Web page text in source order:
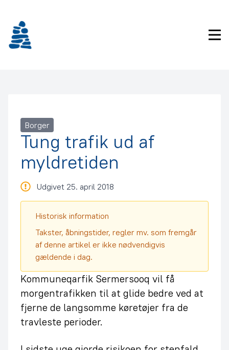
indhold
Borger
Tung trafik ud af
myldretiden
Udgivet 25. april 2018
Historisk information
Takster, åbningstider, regler mv. som fremgår
af denne artikel er ikke nødvendigvis
gældende i dag.
Kommuneqarfik Sermersooq vil få
morgentrafikken til at glide bedre ved at
fjerne de langsomme køretøjer fra de
travleste perioder.